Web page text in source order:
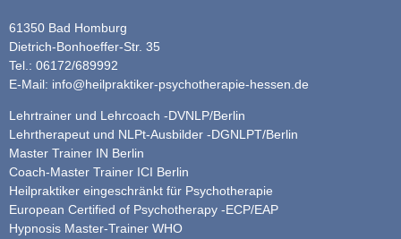
61350 Bad Homburg
Dietrich-Bonhoeffer-Str. 35
Tel.: 06172/689992
E-Mail: info@heilpraktiker-psychotherapie-hessen.de
Lehrtrainer und Lehrcoach -DVNLP/Berlin
Lehrtherapeut und NLPt-Ausbilder -DGNLPT/Berlin
Master Trainer IN Berlin
Coach-Master Trainer ICI Berlin
Heilpraktiker eingeschränkt für Psychotherapie
European Certified of Psychotherapy -ECP/EAP
Hypnosis Master-Trainer WHO